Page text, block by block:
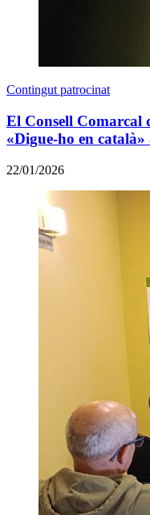
Contingut patrocinat
El Consell Comarcal
«Digue-ho en
22/01/2026